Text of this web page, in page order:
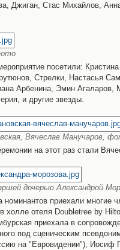
Джиган, Стас Михайлов,
посетили:
Стрелки, Настасья
Арбенина, Эмин Агаларов,
и другие звезды.
Вячеслав Манучаров,
на этот раз стали
дочерью Александрой
номинантов приехали многие
холле отеля Doubletree by
приехала в
под сценическим
на "Евровидении"), Иосиф